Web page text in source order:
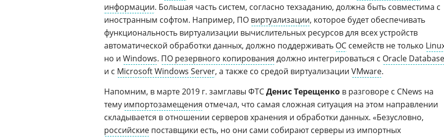
информации. Большая часть систем, согласно техзаданию, должна быть совместима с
иностранным софтом. Например, ПО виртуализации, которое будет обеспечивать
функциональность виртуализации вычислительных ресурсов для всех устройств
автоматической обработки данных, должно поддерживать ОС семейств не только
но и Windows. ПО резервного копирования должно интегрироваться с Oracle Database
и с Microsoft Windows Server, а также со средой виртуализации VMware.
Напомним, в марте 2019 г. замглавы ФТСДенис Терещенко в разговоре с CNews на
тему импортозамещения отмечал, что самая сложная ситуация на этом направлении
складывается в отношении серверов хранения и обработки данных. «Безусловно,
российские поставщики есть, но они сами собирают серверы из импортных